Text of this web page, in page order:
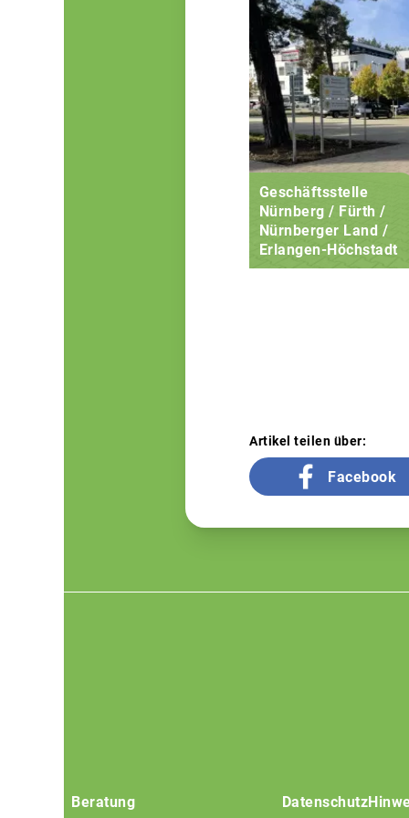
Geschäftsstelle
Nürnberg / Fürth /
Nürnberger Land /
Erlangen-Höchstadt
Artikel teilen über:
Facebook
Beratung Datenschutz